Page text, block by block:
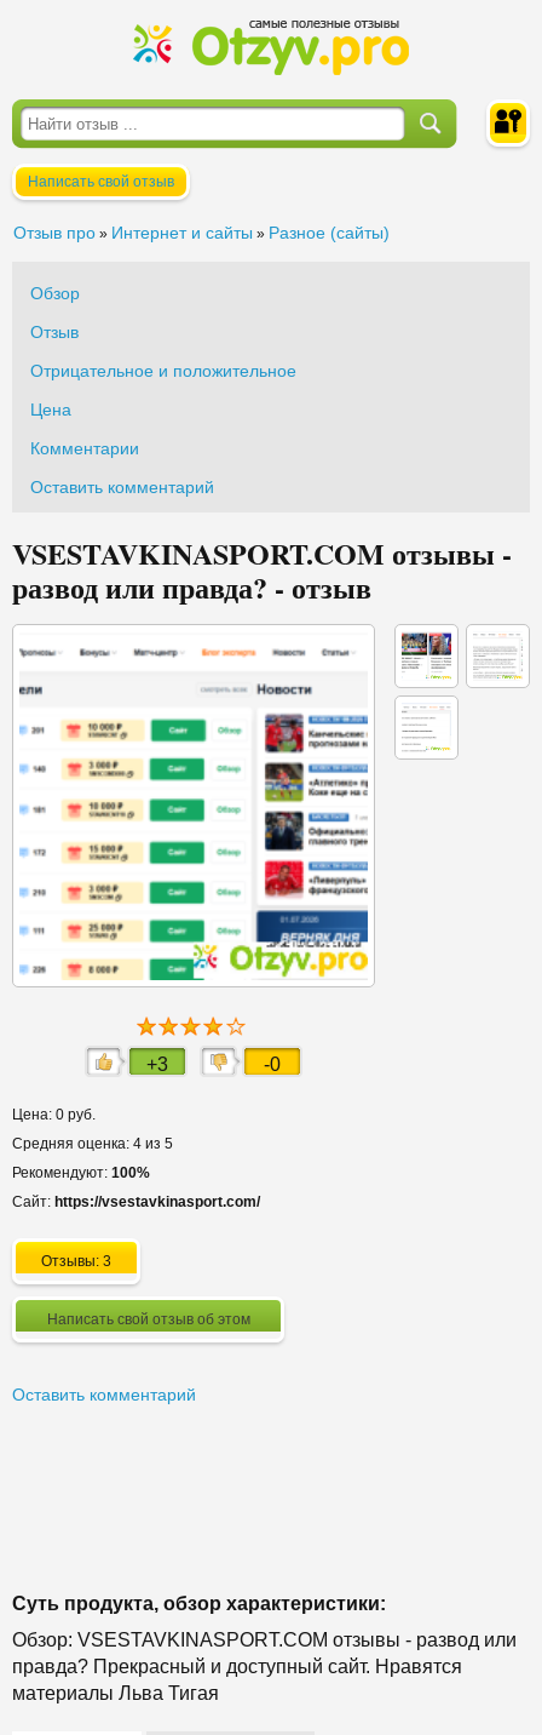
Написать свой отзыв
Отзыв про » Интернет и сайты » Разное (сайты)
Обзор
Отзыв
Отрицательное и положительное
Цена
Комментарии
Оставить комментарий
VSESTAVKINASPORT.COM отзывы -
развод или правда? - отзыв
+3 -0
Цена: 0 руб.
Средняя оценка: 4 из 5
Рекомендуют: 100%
Сайт: https://vsestavkinasport.com/
Отзывы: 3
Написать свой отзыв об этом
Оставить комментарий
Суть продукта, обзор характеристики:
Обзор: VSESTAVKINASPORT.COM отзывы - развод или
правда? Прекрасный и доступный сайт. Нравятся
материалы Льва Тигая